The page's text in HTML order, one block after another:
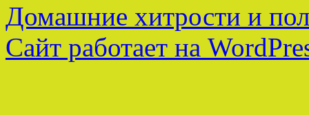
Домашние хитрости и
Сайт работает на